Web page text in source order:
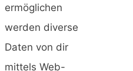
ermöglichen
werden diverse
Daten von dir
mittels Web-